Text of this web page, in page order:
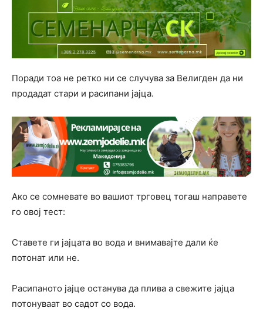
Поради тоа не ретко ни се случува за Велигден да ни
продадат стари и расипани јајца.
Ако се сомневате во вашиот трговец тогаш направете
го овој тест:
Ставете ги јајцата во вода и внимавајте дали ќе
потонат или не.
Расипаното јајце останува да плива а свежите јајца
потонуваат во садот со вода.